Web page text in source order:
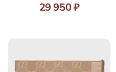
29 950 ₽